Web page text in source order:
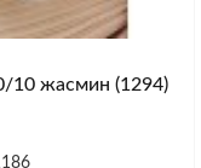
10 жасмин (1294)